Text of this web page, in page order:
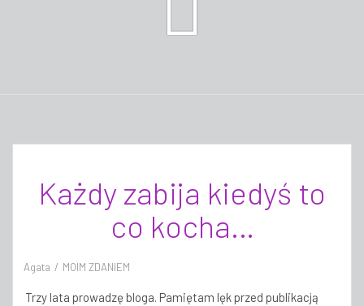
Każdy zabija kiedyś to
co kocha…
Agata MOIM ZDANIEM
Trzy lata prowadzę bloga. Pamiętam lęk przed publikacją